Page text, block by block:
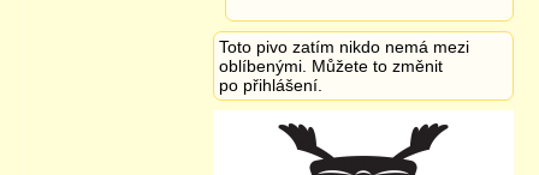
Toto pivo zatím nikdo nemá mezi
oblíbenými. Můžete to změnit
po přihlášení.